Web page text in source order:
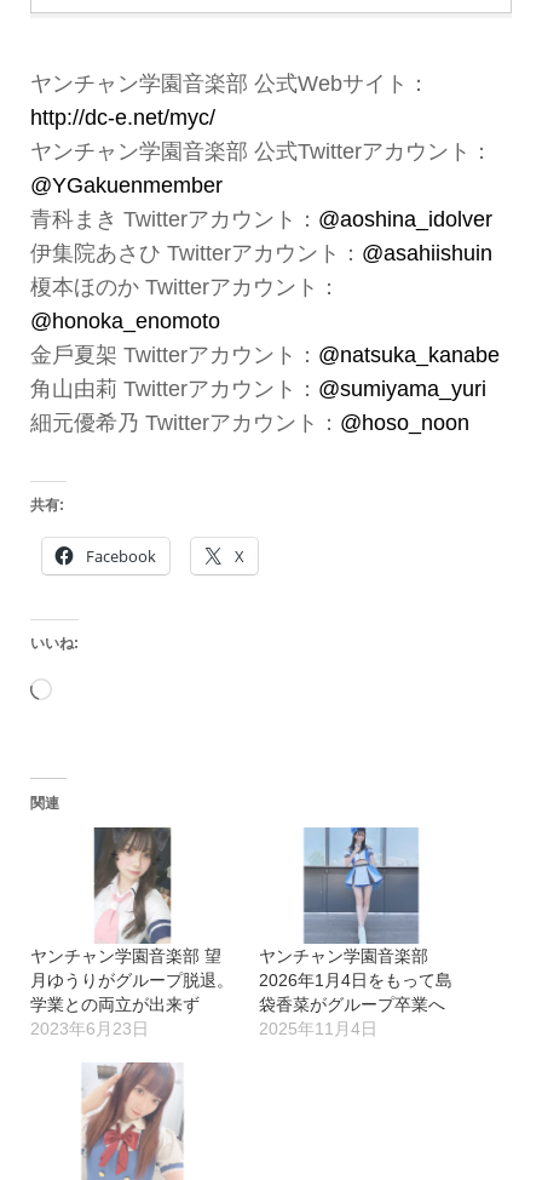
ヤンチャン学園音楽部 公式Webサイト：
http://dc-e.net/myc/
ヤンチャン学園音楽部 公式Twitterアカウント：
@YGakuenmember
青科まき Twitterアカウント： @aoshina_idolver
伊集院あさひ Twitterアカウント： @asahiishuin
榎本ほのか Twitterアカウント：
@honoka_enomoto
金戶夏架 Twitterアカウント： @natsuka_kanabe
角山由莉 Twitterアカウント： @sumiyama_yuri
細元優希乃 Twitterアカウント： @hoso_noon
共有:
Facebook X
いいね:
読
込
中…
関連
ヤンチャン学園音楽部 望
月ゆうりがグループ脱退。
学業との両立が出来ず
2023年6月23日
ヤンチャン学園音楽部
2026年1月4日をもって島
袋香菜がグループ卒業へ
2025年11月4日